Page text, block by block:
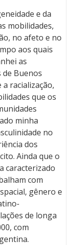
e da
mobilidades,
no afeto e no
aos quais
as
Buenos
racialização,
que os
minha
no
dos
Ainda que o
caracterizado
com
gênero e
de longa
com